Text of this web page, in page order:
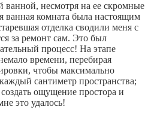
ванной, несмотря на ее скромные
комната была настоящим
отделка сводили меня с
за ремонт сам. Это был
процесс! На этапе
времени, перебирая
чтобы максимально
сантиметр пространства;
ощущение простора и
это удалось!